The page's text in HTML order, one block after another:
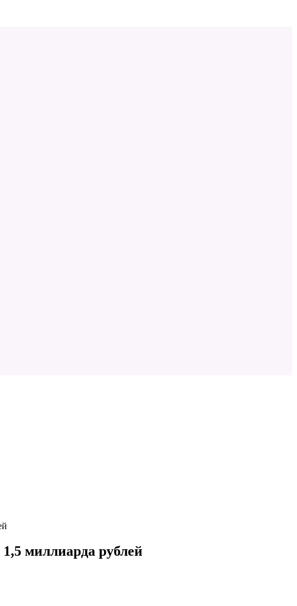
миллиарда рублей